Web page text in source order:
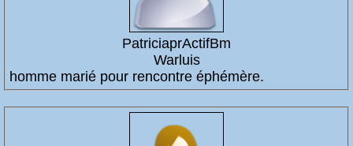
PatriciaprActifBm
Warluis
homme marié pour rencontre éphémère.